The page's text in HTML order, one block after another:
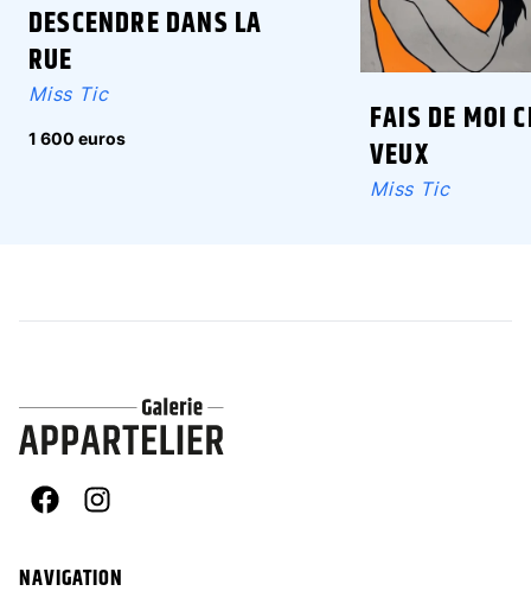
DESCENDRE DANS LA
RUE
Miss Tic
1 600 euros
FAIS DE MOI
VEUX
Miss Tic
FacebookInstagram
NAVIGATION